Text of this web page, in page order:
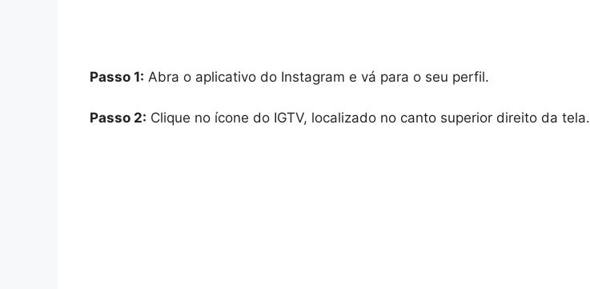
Passo 1: Abra o aplicativo do Instagram e vá para o seu perfil.
Passo 2: Clique no ícone do IGTV, localizado no canto superior direito da tela.